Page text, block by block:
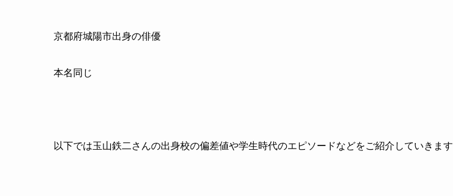
京都府城陽市出身の俳優
本名同じ
以下では玉山鉄二さんの出身校の偏差値や学生時代のエピソードなどをご紹介していきます